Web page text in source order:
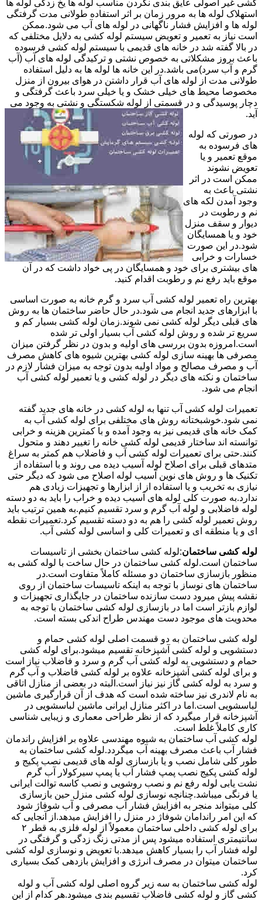
کشی غیر اصولی عایق بندی نکردن مناسب لوله ها یخ زدگی لوله ها
استهلاک لوله ها به مرور زمان بر اثر استفاده طولانی مدت گرفتگی
لوله ها و افزایش فشار ناگهانی در لوله های آب می شود.ممکن
است نیاز به تعمیر و تعویض سیستم لوله کشی به دلایل مختلفی که
در بالا گفته شد در خانه های قدیمی با سیستم لوله کشی فرسوده
باعث بروز مشکلاتی به خصوص نشتی و ترکیدگی لوله های آب (آب
گرم و آب سرد)می باشد.در این خانه ها لوله ها به دلیل استفاده
طولانی مدت از لوله های آب قرار داشتن در هوای بیرون از منزل
مخصوصا محیط های خیلی خشک و یا خیلی سرد باعث گرفتگی و
دچار پوسیدگی و در قسمتی از لوله شکستگی و نشتی به وجود می
آید.
در صورتی که لوله
های فرسوده به
موقع تعمیر و یا
تعویض نشوند
ممکن است در اثر
نشتی باعث به
وجود آمدن لکه های
نم و رطوبت در
دیوار و سقف منزل
خود و یا همسایگان
شود.در این صورت
خسارات و خرابی
های بیشتری برای خود و همسایگان در پی خواد داشت که در آن
موقع باید رفع نم و رطوبت اقدام کنید.
بهترین راه تعمیر لوله کشی آب سرد و گرم خانه به صورت اساسی
با ابزارهای جدید انجام می شود.در حال حاضر ساختمان ها به روش
های قبلی دیگر لوله کشی نمی شوند.زمان لوله کشی بسیار کم و
سریع تر شده و روش لوله کشی آب بسیار اولی تر شده
است.امروزه بدون بررسی های اولیه و بدون در نظر گرفتن میزان
مصرفی ها بهینه سازی لوله کشی بهترین شیوه های کاهش مصرف
آب و مصرف مصالح و مواد اولیه بدون توجه به میزان فشار لازم در
ساختمان و نکته های دیگر در لوله کشی و یا تعمیر لوله کشی آب
انجام می شود.
تعمیرات لوله کشی آب تنها به لوله کشی در خانه های جدید گفته
نمی شود.خوشبختانه روش های مختلفی برای لوله کشی آب به
کمک خانه های قدیمی نیز به وجود آمده و با کمترین هزینه و خرابی
توانسته اند ساختار قدیمی لوله کشی خانه را تغییر دهند و متحول
کنند.حتی برای تعمیرات لوله کشی آب و فاضلاب هم کمتر به سراغ
متدهای قبلی برای اصلاح لوله آسیب دیده می روند و با استفاده از
تکنیک ها و روش های نوین آسیب لوله اصلاح می شود که دیگر حتی
نیازی به تخریب و یا استفاده از از ابزارها و تجهیزات زیادی هم
ندارد.به صورت کلی لوله های آسیب دیده و خراب را باید به دو دسته
لوله فاضلابی و لوله آب گرم و سرد تقسیم کنیم.به همین ترتیب باید
روش تعمیر لوله کشی را هم به دو دسته تقسیم کرد.تعمیرات نقطه
ای و یا منطقه ای و تعمیرات کلی و اساسی لوله کشی آب.
لوله کشی ساختمان:لوله کشی ساختمان بخشی از تاسیسات
ساختمان است.لوله کشی ساختمان در حال ساخت با لوله کشی به
منظور بازسازی ساختمان دو مسئله کاملاً متفاوت است.در
ساختمان های نوساز با توجه به اینکه تاسیسات ساختمان از روی
نقشه پیش میرود دست سازنده ساختمان در جایگذاری تجهیزات و
لوازم بازتر است اما در بازسازی لوله کشی ساختمان با توجه به
محدویت های موجود دست مهندس طراح اندکی بسته است.
لوله کشی ساختمان به دو قسمت اصلی لوله کشی حمام و
دستشویی و لوله کشی آشپزخانه تقسیم میشود.برای لوله کشی
حمام و دستشویی به لوله کشی آب گرم و سرد و فاضلاب نیاز است
و برای لوله کشی آشپزخانه علاوه بر لوله کشی فاضلاب و آب گرم
و سرد به لوله کشی گاز نیز نیاز است.البته در بعضی از منازل اتاقی
به نام لاندری نیز ساخته شده است که هدف از آن قرارگیری ماشین
لباسشویی است.اما در اکثر منازل ایرانی ماشین لباسشویی در
آشپزخانه قرار میگیرد که از نظر طراحی معماری و زیبایی شناسی
کاری کاملاً غلط است.
لوله کشی آب ساختمان به شیوه مهندسی علاوه بر افزایش راندمان
فشار آب باعث مصرف بهینه آب میگردد.لوله کشی ساختمان به
طور کلی شامل نصب و یا بازسازی لوله های قدیمی نصب پکیج و
لوله کشی پکیج نصب پمپ فشار آب یا پمپ سیرکولار آب گرم
نشت یابی لوله رفع نم و نصب روشویی و نصب کاسه توالت ایرانی
یا فرنگی میباشد.چنانچه نوسازی لوله کشی منزل حین بازسازی
کلی میتواند منجر به افزایش فشار آب مصرفی و آب شوفاژ شود
که این امر راندامان شوفاژ در منزل را افزایش میدهد.از آنجایی که
برای لوله کشی داخلی ساختمان معمولاً از لوله فلزی به قطر ۲
سانتیمتری استفاده میشود پس از مدتی زنگ زدگی و گرفتگی در
لوله فشار آب را بسیار کاهش میدهد.با تعویض و نوسازی لوله کشی
ساختمان میتوان در مصرف انرژی و افزایش بازدهی کمک بسیاری
کرد.
لوله کشی ساختمان به سه زیر گروه اصلی لوله کشی آب و لوله
کشی گاز و لوله کشی فاضلاب تقسیم بندی میشود.هر کدام از این